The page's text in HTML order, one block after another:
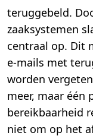
teruggebeld.
zaaksystemen
centraal op. Dit
e-mails met
worden
meer, maar één
bereikbaarheid
niet om op het